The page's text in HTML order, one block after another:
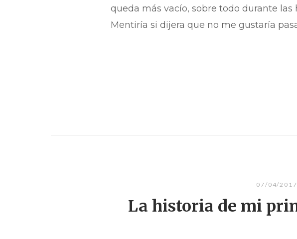
queda más vacío, sobre todo durante las
Mentiría si dijera que no me gustaría
07/04/2017
La historia de mi